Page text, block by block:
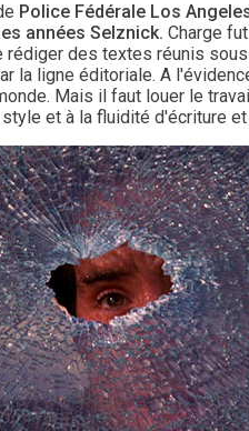
Police Fédérale Los
années Selznick. Charge
rédiger des textes réunis
la ligne éditoriale. A
Mais il faut louer le
et à la fluidité d'écriture et